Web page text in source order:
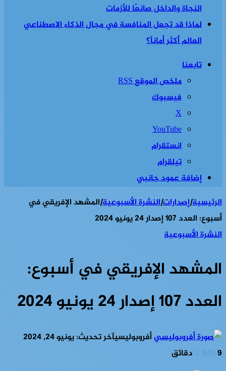
النجاة والداخل صانعًا للأزمات
لماذا قد تجعل المنافسة في مجال الذكاء الاصطناعي
العالم أكثر أماناً؟
تابعنا
ملخص الموقع RSS
فيسبوك
‫X
‫YouTube
انستقرام
تيلقرام
إضافة عمود جانبي
الرئيسية|إصدارات|النشرة الأسبوعية|المشهد الإفريقي في
أسبوع: العدد 107 إصدار 24 يونيو 2024
النشرة الأسبوعية
المشهد الإفريقي في أسبوع:
العدد 107 إصدار 24 يونيو 2024
أفروبوليسيآخر تحديث: يونيو 24, 2024
9 دقائق